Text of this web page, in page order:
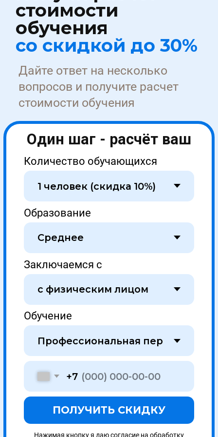
© 2023, ООО «УНИОБР»
Отзывы на сервисах Яндекса
Образовательная лицензия № Л035-01298-77/00634797
Переходи в калькулятор.